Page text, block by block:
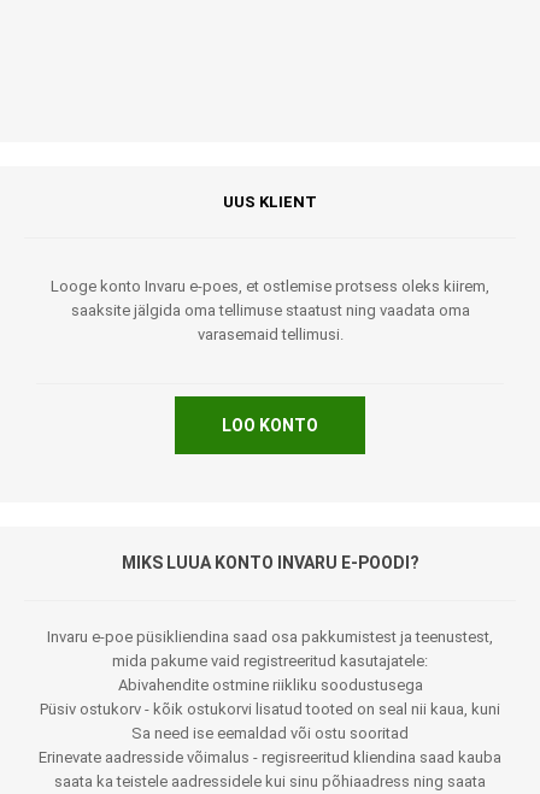
UUS KLIENT
Looge konto Invaru e-poes, et ostlemise protsess oleks kiirem,
saaksite jälgida oma tellimuse staatust ning vaadata oma
varasemaid tellimusi.
LOO KONTO
MIKS LUUA KONTO INVARU E-POODI?
Invaru e-poe püsikliendina saad osa pakkumistest ja teenustest,
mida pakume vaid registreeritud kasutajatele:
Abivahendite ostmine riikliku soodustusega
Püsiv ostukorv - kõik ostukorvi lisatud tooted on seal nii kaua, kuni
Sa need ise eemaldad või ostu sooritad
Erinevate aadresside võimalus - regisreeritud kliendina saad kauba
saata ka teistele aadressidele kui sinu põhiaadress ning saata